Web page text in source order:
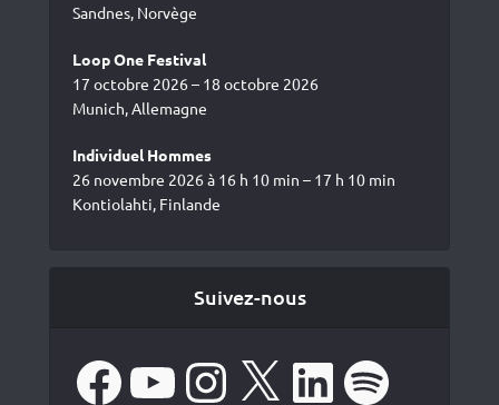
Sandnes, Norvège
Loop One Festival
17 octobre 2026 – 18 octobre 2026
Munich, Allemagne
Individuel Hommes
26 novembre 2026 à 16 h 10 min – 17 h 10 min
Kontiolahti, Finlande
Suivez-nous
FacebookYouTube Instagram LinkedIn Spotify